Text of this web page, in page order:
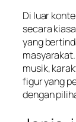
Di luar
secara
yang
musik,
figur yang
dengan